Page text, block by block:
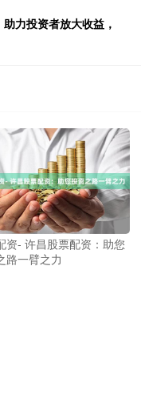
力投资者放大收益，
资- 许昌股票配资：助您
路一臂之力